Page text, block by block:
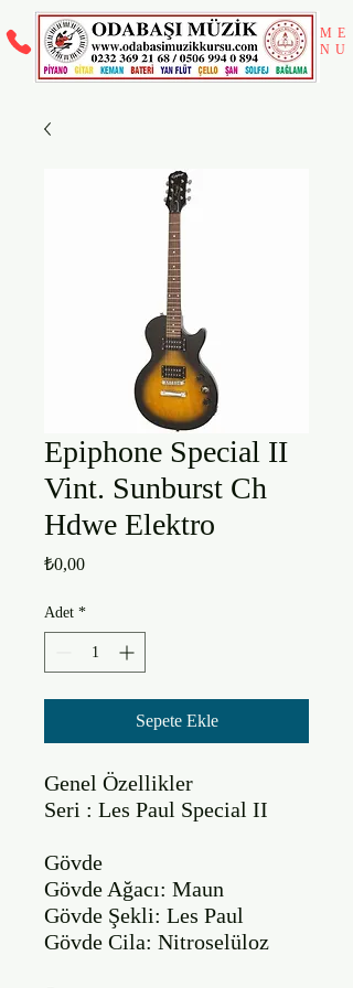
ME
NU
Epiphone Special II
Vint. Sunburst Ch
Hdwe Elektro
₺0,00Fiyat
Adet *
Sepete Ekle
Genel Özellikler
Seri : Les Paul Special II
Gövde
Gövde Ağacı: Maun
Gövde Şekli: Les Paul
Gövde Cila: Nitroselüloz